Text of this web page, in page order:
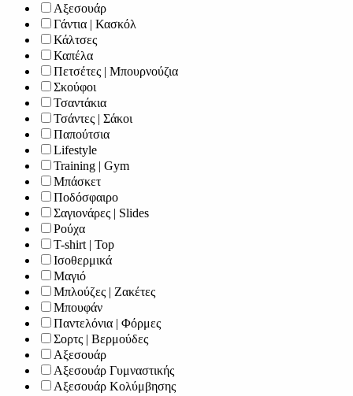
Αξεσουάρ
Γάντια | Κασκόλ
Κάλτσες
Καπέλα
Πετσέτες | Μπουρνούζια
Σκούφοι
Τσαντάκια
Τσάντες | Σάκοι
Παπούτσια
Lifestyle
Training | Gym
Μπάσκετ
Ποδόσφαιρο
Σαγιονάρες | Slides
Ρούχα
T-shirt | Top
Ισοθερμικά
Μαγιό
Μπλούζες | Ζακέτες
Μπουφάν
Παντελόνια | Φόρμες
Σορτς | Βερμούδες
Αξεσουάρ
Αξεσουάρ Γυμναστικής
Αξεσουάρ Κολύμβησης